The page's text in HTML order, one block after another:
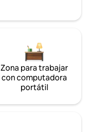
Zona para trabajar
con computadora
portátil